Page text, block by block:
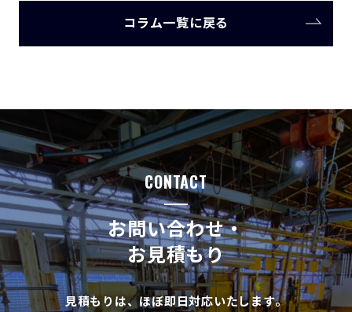
コラム一覧に戻る
CONTACT
お問い合わせ・
お見積もり
見積もりは、ほぼ即日対応いたします。